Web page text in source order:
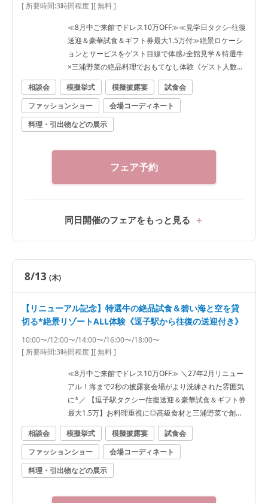
[ 所要時間:3時間程度][ 無料 ]
≪8月中ご来館でドレス10万OFF≫≪見学日タクシ-往復
送迎＆豪華試食＆ギフト券最大1.5万付≫絶景ロケーシ
ョンとサービスをゲスト目線で体感♪全館見学＆特選牛
×三浦野菜の絶品料理でおもてなし体験《ゲスト人数分
の逗子駅往復タクシー特典も有》
相談会 模擬挙式 模擬披露宴
試食会
ファッションショー
会場コーディネート
料理・引出物などの展示
フェア予約
同日開催のフェアをもっと見る
8/13 (木)
【リニューアル記念】特選牛の絶品試食＆碧い海と空を貸
切る*絶景リゾートALL体験《逗子駅から往復の送迎付き》
10:00〜/12:00〜/14:00〜/16:00〜/18:00〜
[ 所要時間:3時間程度][ 無料 ]
≪8月中ご来館でドレス10万OFF≫ ＼27年2月リニュー
アル！海まで2秒の披露宴会場がより洗練された雰囲気
に*／ 【逗子駅タクシー往復送迎＆豪華試食＆ギフト券
最大1.5万】お料理重視に◎高級食材と三浦野菜で創り
上げた最高のおもてなしの一皿。絶景と共にゲスト目
線で堪能しよう《ゲスト人数分の逗子駅往復タクシー
特典も有》
相談会 模擬挙式 模擬披露宴
試食会
ファッションショー
会場コーディネート
料理・引出物などの展示